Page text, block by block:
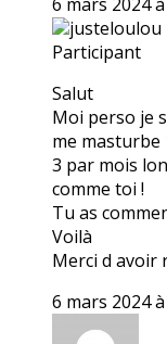
justeloulou
Participant
Salut
Moi perso je
me masturbe
3 par mois
comme toi !
Tu as
Voilà
Merci d avoir
6 mars 2024